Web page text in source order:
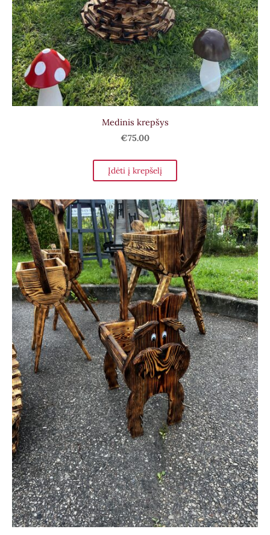
Medinis krepšys
€75.00
Įdėti į krepšelį